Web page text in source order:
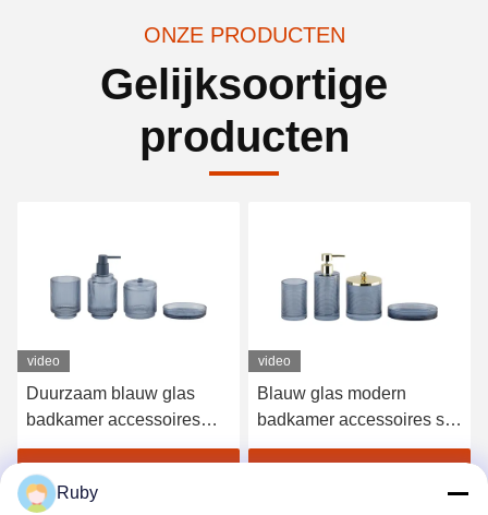
ONZE PRODUCTEN
Gelijksoortige
producten
video
Duurzaam blauw glas
badkamer accessoires
Verticale streep glas
tandenborstel houder met
kleinere basis
video
Blauw glas modern
badkamer accessoires set
4pcs gouden pomp hoofd
Ruby